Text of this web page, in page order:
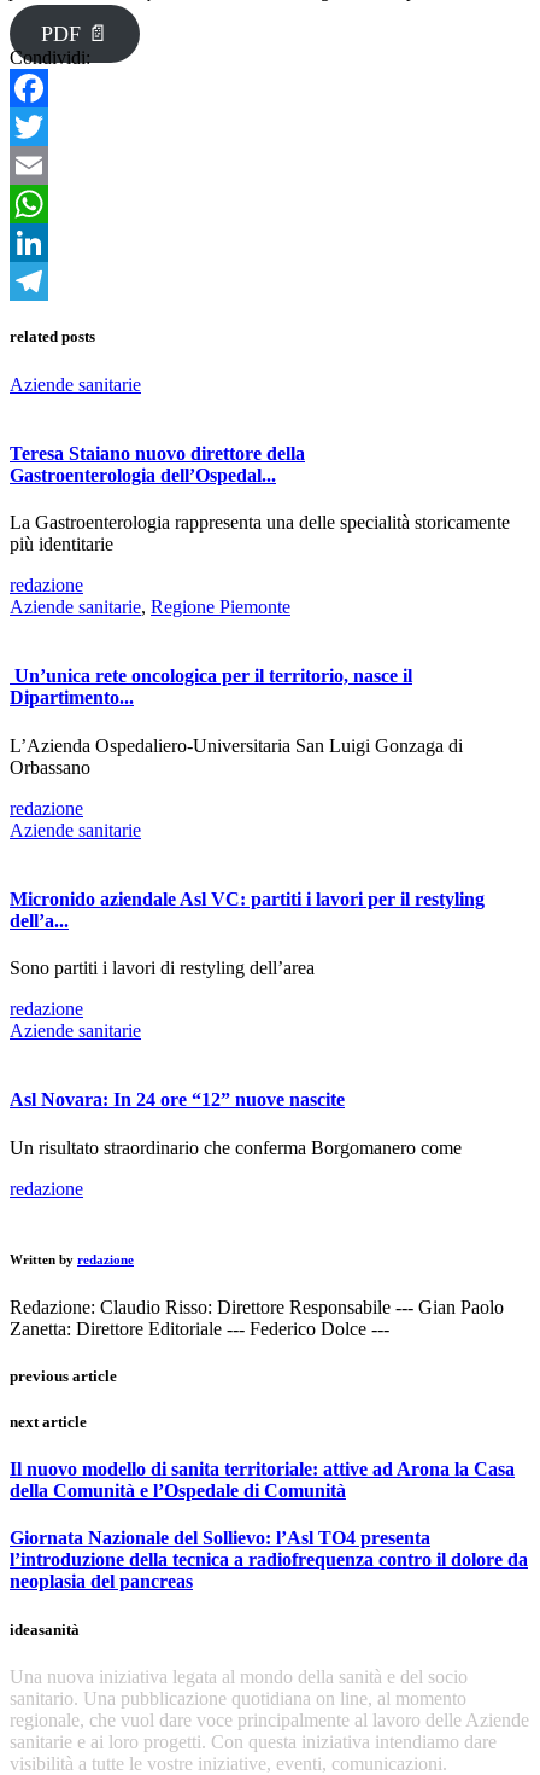
PDF 📄
Condividi:
Facebook
Twitter
Email
WhatsApp
LinkedIn
related posts
Aziende sanitarie
Teresa Staiano nuovo direttore della
Gastroenterologia dell’Ospedal...
La Gastroenterologia rappresenta una delle specialità storicamente
più identitarie
redazione
Aziende sanitarie, Regione Piemonte
Un’unica rete oncologica per il territorio, nasce il
Dipartimento...
L’Azienda Ospedaliero-Universitaria San Luigi Gonzaga di
Orbassano
redazione
Aziende sanitarie
Micronido aziendale Asl VC: partiti i lavori per il restyling
dell’a...
Sono partiti i lavori di restyling dell’area
redazione
Aziende sanitarie
Asl Novara: In 24 ore “12” nuove nascite
Un risultato straordinario che conferma Borgomanero come
redazione
Written by redazione
Redazione: Claudio Risso: Direttore Responsabile --- Gian Paolo
Zanetta: Direttore Editoriale --- Federico Dolce ---
previous article
next article
Il nuovo modello di sanita territoriale: attive ad Arona la Casa
della Comunità e l’Ospedale di Comunità
Giornata Nazionale del Sollievo: l’Asl TO4 presenta
l’introduzione della tecnica a radiofrequenza contro il dolore da
neoplasia del pancreas
ideasanità
Una nuova iniziativa legata al mondo della sanità e del socio
sanitario. Una pubblicazione quotidiana on line, al momento
regionale, che vuol dare voce principalmente al lavoro delle Aziende
sanitarie e ai loro progetti. Con questa iniziativa intendiamo dare
visibilità a tutte le vostre iniziative, eventi, comunicazioni.